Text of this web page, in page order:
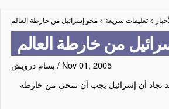
>تعليقات سريعة >محو إسرائيل من خارطة العالم
من خارطة العالم
بسام درويش / Nov 01, 2005
نجاد أن إسرائيل يجب أن تمحى من خارطة